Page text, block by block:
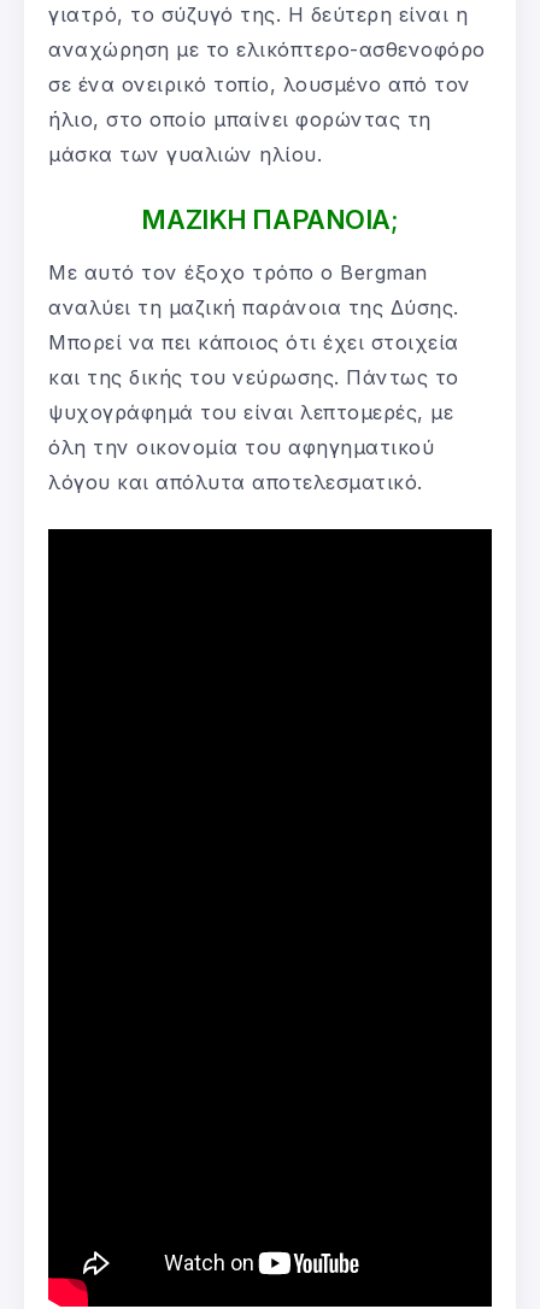
γιατρό, το σύζυγό της. Η δεύτερη είναι η
αναχώρηση με το ελικόπτερο-ασθενοφόρο
σε ένα ονειρικό τοπίο, λουσμένο από τον
ήλιο, στο οποίο μπαίνει φορώντας τη
μάσκα των γυαλιών ηλίου.
ΜΑΖΙΚΗ ΠΑΡΑΝΟΙΑ;
Με αυτό τον έξοχο τρόπο ο Bergman
αναλύει τη μαζική παράνοια της Δύσης.
Μπορεί να πει κάποιος ότι έχει στοιχεία
και της δικής του νεύρωσης. Πάντως το
ψυχογράφημά του είναι λεπτομερές, με
όλη την οικονομία του αφηγηματικού
λόγου και απόλυτα αποτελεσματικό.